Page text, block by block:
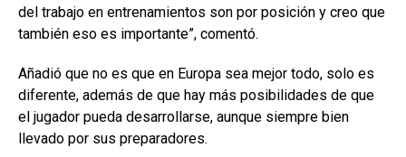
del trabajo en entrenamientos son por posición y creo que
también eso es importante”, comentó.
Añadió que no es que en Europa sea mejor todo, solo es
diferente, además de que hay más posibilidades de que
el jugador pueda desarrollarse, aunque siempre bien
llevado por sus preparadores.